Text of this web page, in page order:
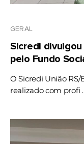
GERAL
Sicredi
pelo Fundo
O Sicredi União
realizado com profi